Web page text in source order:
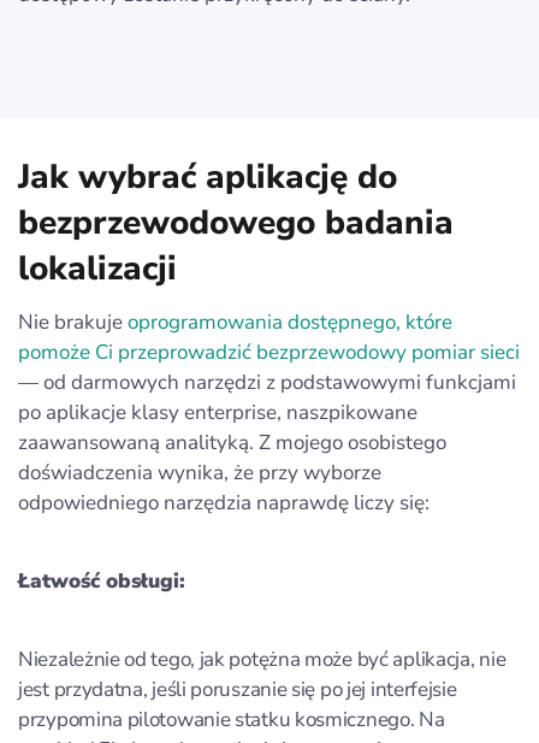
Jak wybrać aplikację do
bezprzewodowego badania
lokalizacji
Nie brakujeoprogramowania dostępnego, które
pomoże Ci przeprowadzić bezprzewodowy pomiar sieci
— od darmowych narzędzi z podstawowymi funkcjami
po aplikacje klasy enterprise, naszpikowane
zaawansowaną analityką. Z mojego osobistego
doświadczenia wynika, że przy wyborze
odpowiedniego narzędzia naprawdę liczy się:
Łatwość obsługi:
Niezależnie od tego, jak potężna może być aplikacja, nie
jest przydatna, jeśli poruszanie się po jej interfejsie
przypomina pilotowanie statku kosmicznego. Na